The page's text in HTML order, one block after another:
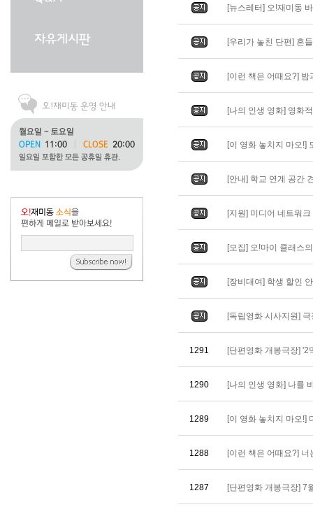
[뉴스레터] 오!재미동
[우리가 놓친 단편] 흔
[이런 책은 어때요?]
[나의 인생 영화] 영화
[이 영화 놓치지 마오!]
[안내] 학교 연계 공간
[지원] 미디어 네트워
[모집] 오!마이 클래스
[장비대여] 학생 할인
[독립영화 시사지원]
1291 [단편영화 개봉극장]
1290 [나의 인생 영화] 나를
1289 [이 영화 놓치지 마오!]
1288 [이런 책은 어때요?]
1287 [단편영화 개봉극장] 7